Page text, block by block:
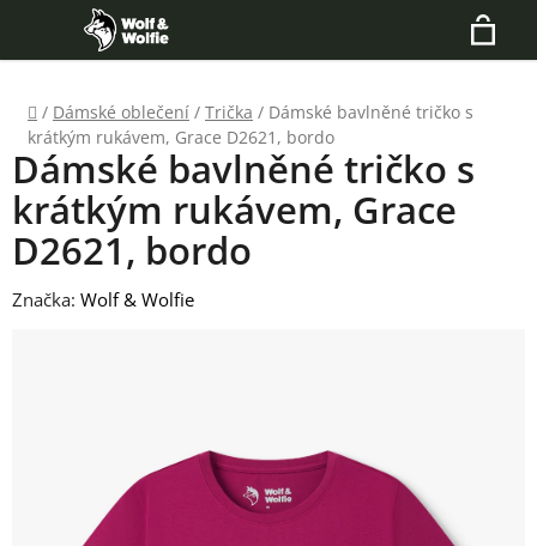
obsah
Hledat
Domů
/ Dámské oblečení / Trička / Dámské bavlněné tričko s
krátkým rukávem, Grace D2621, bordo
Dámské bavlněné tričko s
krátkým rukávem, Grace
D2621, bordo
Značka: Wolf & Wolfie